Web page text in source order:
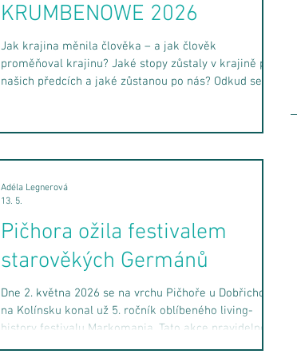
KRUMBENOWE 2026
Jak krajina měnila člověka – a jak člověk
proměňoval krajinu? Jaké stopy zůstaly v krajině po
našich předcích a jaké zůstanou po nás? Odkud se
kolem nás dá využít? A jak by vlastně naše okolí
a středověké kultury Krumbenowe letos opět otevře
v sobotu 12. září 2026 v 10:00 brány Pi
Pičhora ožila festivalem
starověkých Germánů
Dne 2. května 2026 se na vrchu Pičhoře u Dobřichova
na Kolínsku konal už 5. ročník oblíbeného living-
history festivalu Markomania. Tato akce pravidelně
oživuje evropsky velmi významnou archeologickou
Adéla Legnerová
13. 5.